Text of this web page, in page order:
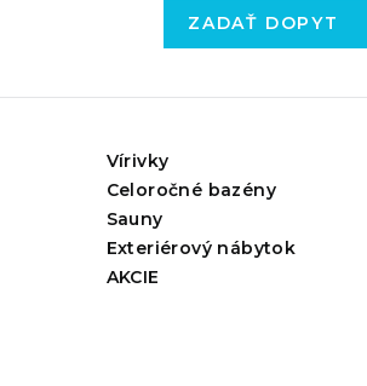
ZADAŤ DOPYT
Vírivky
Celoročné bazény
Sauny
Exteriérový nábytok
AKCIE